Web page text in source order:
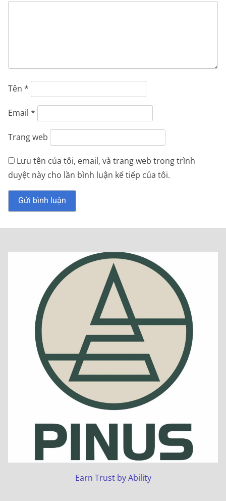
Tên *
Email *
Trang web
Lưu tên của tôi, email, và trang web trong trình
duyệt này cho lần bình luận kế tiếp của tôi.
Earn Trust by Ability